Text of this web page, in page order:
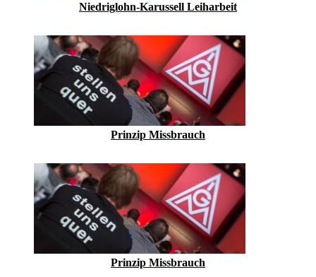
Niedriglohn-Karussell Leiharbeit
Prinzip Missbrauch
Prinzip Missbrauch